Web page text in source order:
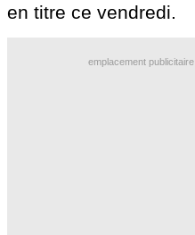
en titre ce vendredi.
emplacement publicitaire